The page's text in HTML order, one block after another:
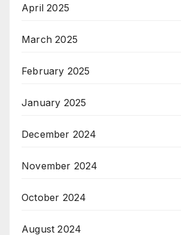
April 2025
March 2025
February 2025
January 2025
December 2024
November 2024
October 2024
August 2024